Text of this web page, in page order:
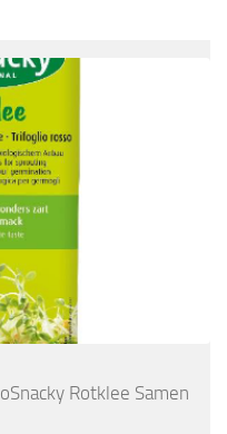
Rotklee Samen